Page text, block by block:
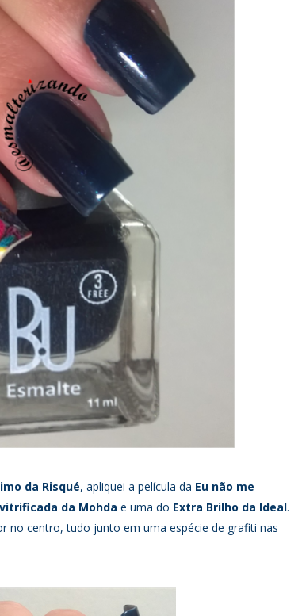
da Risqué, apliquei a película da Eu não me
da Mohda e uma do Extra Brilho da Ideal.
no centro, tudo junto em uma espécie de grafiti nas